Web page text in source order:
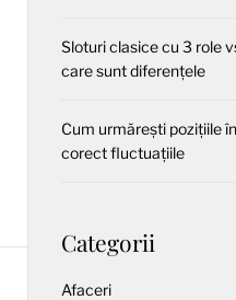
Sloturi clasice cu 3 role
care sunt diferențele
Cum urmărești pozițiile
corect fluctuațiile
Categorii
Afaceri